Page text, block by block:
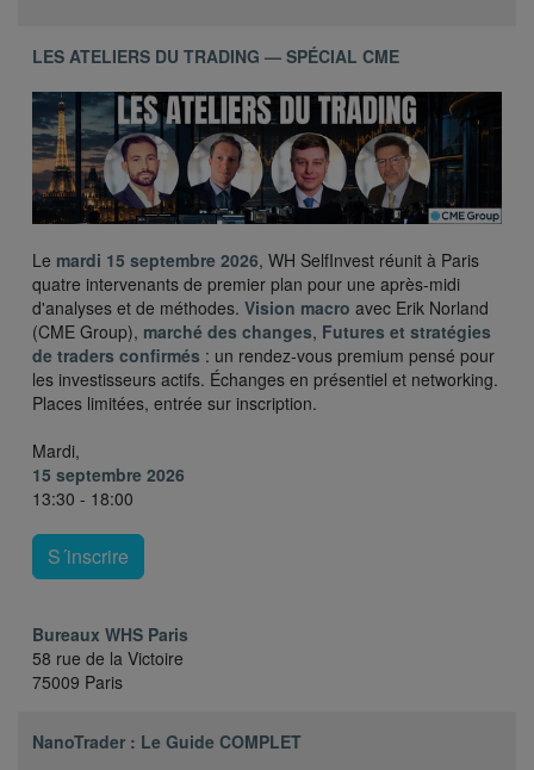
LES ATELIERS DU TRADING — SPÉCIAL CME
Le mardi 15 septembre 2026, WH SelfInvest réunit à Paris
quatre intervenants de premier plan pour une après-midi
d'analyses et de méthodes. Vision macro avec Erik Norland
(CME Group), marché des changes, Futures et stratégies
de traders confirmés : un rendez-vous premium pensé pour
les investisseurs actifs. Échanges en présentiel et networking.
Places limitées, entrée sur inscription.
Mardi,
15 septembre 2026
13:30 - 18:00
S´inscrire
Bureaux WHS Paris
58 rue de la Victoire
75009 Paris
NanoTrader : Le Guide COMPLET